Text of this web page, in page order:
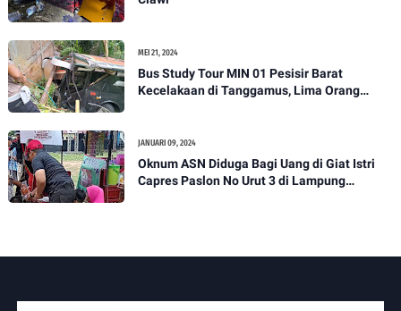
MEI 21, 2024
Bus Study Tour MIN 01 Pesisir Barat
Kecelakaan di Tanggamus, Lima Orang
JANUARI 09, 2024
Oknum ASN Diduga Bagi Uang di Giat Istri
Capres Paslon No Urut 3 di Lampung